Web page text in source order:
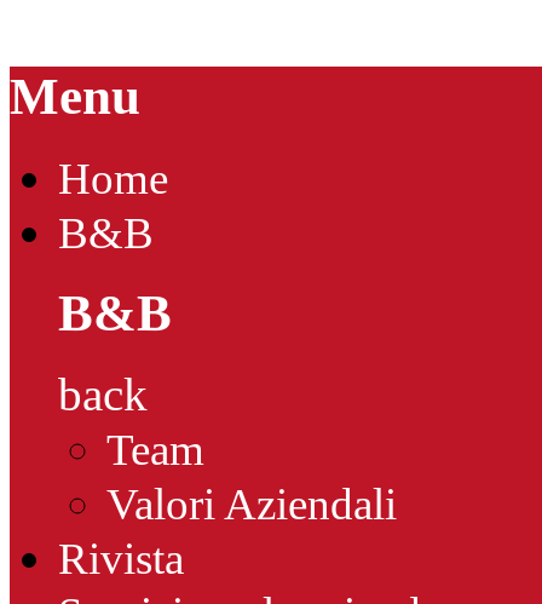
Menu
Home
B&B
B&B
back
Team
Valori Aziendali
Rivista